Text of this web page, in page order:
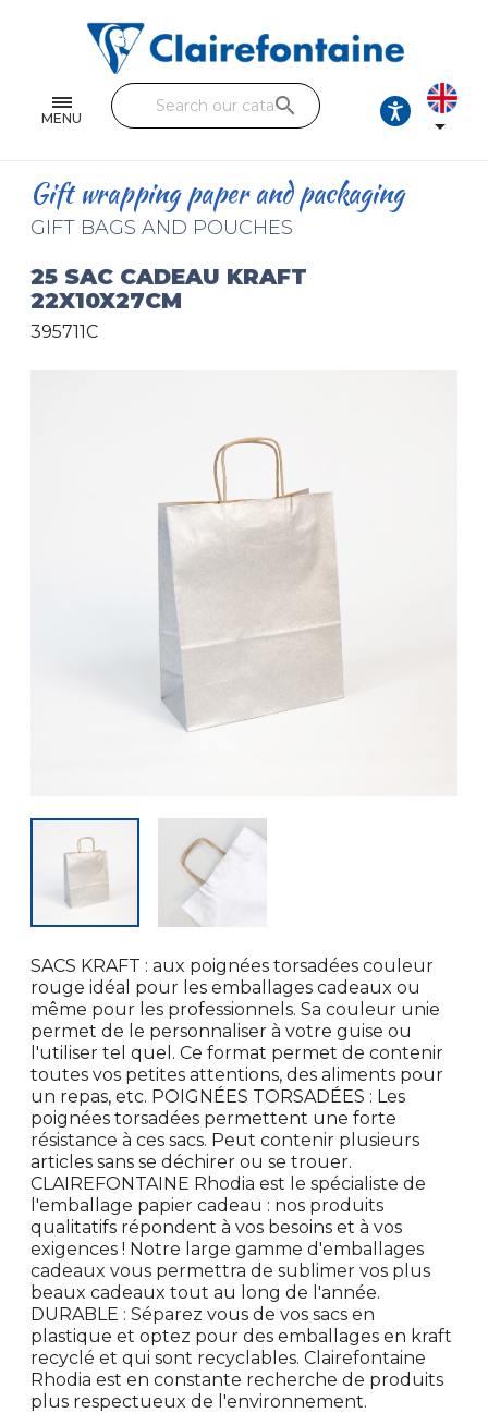
MENU
Single and double sheets
Fine arts
Handicraft
Pencil cases & Leather goods
search

Gift wrapping paper and packaging
GIFT BAGS AND POUCHES
25 SAC CADEAU KRAFT
22X10X27CM
395711C
SACS KRAFT : aux poignées torsadées couleur
rouge idéal pour les emballages cadeaux ou
même pour les professionnels. Sa couleur unie
permet de le personnaliser à votre guise ou
l'utiliser tel quel. Ce format permet de contenir
toutes vos petites attentions, des aliments pour
un repas, etc. POIGNÉES TORSADÉES : Les
poignées torsadées permettent une forte
résistance à ces sacs. Peut contenir plusieurs
articles sans se déchirer ou se trouer.
CLAIREFONTAINE Rhodia est le spécialiste de
l'emballage papier cadeau : nos produits
qualitatifs répondent à vos besoins et à vos
exigences ! Notre large gamme d'emballages
cadeaux vous permettra de sublimer vos plus
beaux cadeaux tout au long de l'année.
DURABLE : Séparez vous de vos sacs en
plastique et optez pour des emballages en kraft
recyclé et qui sont recyclables. Clairefontaine
Rhodia est en constante recherche de produits
plus respectueux de l'environnement.